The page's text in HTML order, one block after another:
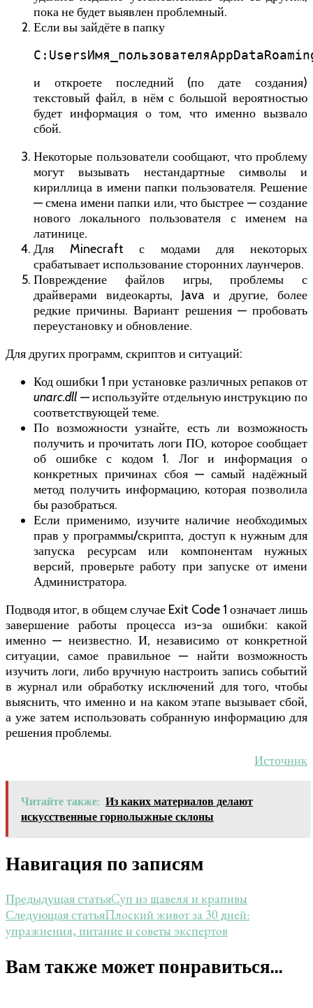
пока не будет выявлен проблемный.
Если вы зайдёте в папку
и откроете последний (по дате создания)
текстовый файл, в нём с большой вероятностью
будет информация о том, что именно вызвало
сбой.
Некоторые пользователи сообщают, что проблему
могут вызывать нестандартные символы и
кириллица в имени папки пользователя. Решение
— смена имени папки или, что быстрее — создание
нового локального пользователя с именем на
латинице.
Для Minecraft с модами для некоторых
срабатывает использование сторонних лаунчеров.
Повреждение файлов игры, проблемы с
драйверами видеокарты, Java и другие, более
редкие причины. Вариант решения — пробовать
переустановку и обновление.
Для других программ, скриптов и ситуаций:
Код ошибки 1 при установке различных репаков от
unarc.dll — используйте отдельную инструкцию по
соответствующей теме.
По возможности узнайте, есть ли возможность
получить и прочитать логи ПО, которое сообщает
об ошибке с кодом 1. Лог и информация о
конкретных причинах сбоя — самый надёжный
метод получить информацию, которая позволила
бы разобраться.
Если применимо, изучите наличие необходимых
прав у программы/скрипта, доступ к нужным для
запуска ресурсам или компонентам нужных
версий, проверьте работу при запуске от имени
Администратора.
Подводя итог, в общем случае Exit Code 1 означает лишь
завершение работы процесса из-за ошибки: какой
именно — неизвестно. И, независимо от конкретной
ситуации, самое правильное — найти возможность
изучить логи, либо вручную настроить запись событий
в журнал или обработку исключений для того, чтобы
выяснить, что именно и на каком этапе вызывает сбой,
а уже затем использовать собранную информацию для
решения проблемы.
Источник
Читайте также: Из каких материалов делают
искусственные горнолыжные склоны
Навигация по записям
Предыдущая статьяСуп из щавеля и крапивы
Следующая статьяПлоский живот за 30 дней:
упражнения, питание и советы экспертов
Вам также может понравиться...